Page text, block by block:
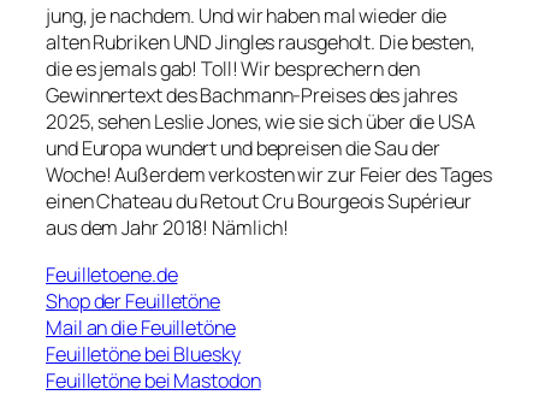
jung, je nachdem. Und wir haben mal wieder die
alten Rubriken UND Jingles rausgeholt. Die besten,
die es jemals gab! Toll! Wir besprechern den
Gewinnertext des Bachmann-Preises des jahres
2025, sehen Leslie Jones, wie sie sich über die USA
und Europa wundert und bepreisen die Sau der
Woche! Außerdem verkosten wir zur Feier des Tages
einen Chateau du Retout Cru Bourgeois Supérieur
aus dem Jahr 2018! Nämlich!
Feuilletoene.de
Shop der Feuilletöne
Mail an die Feuilletöne
Feuilletöne bei Bluesky
Feuilletöne bei Mastodon